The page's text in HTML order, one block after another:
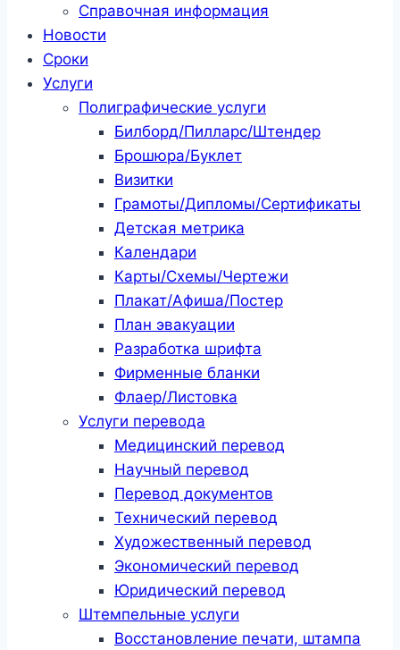
Справочная информация
Новости
Сроки
Услуги
Полиграфические услуги
Билборд/Пилларс/Штендер
Брошюра/Буклет
Визитки
Грамоты/Дипломы/Сертификаты
Детская метрика
Календари
Карты/Схемы/Чертежи
Плакат/Афиша/Постер
План эвакуации
Разработка шрифта
Фирменные бланки
Флаер/Листовка
Услуги перевода
Медицинский перевод
Научный перевод
Перевод документов
Технический перевод
Художественный перевод
Экономический перевод
Юридический перевод
Штемпельные услуги
Восстановление печати, штампа